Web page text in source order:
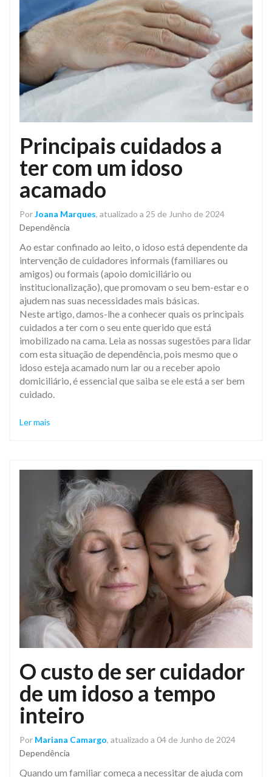
Principais cuidados a
ter com um idoso
acamado
PorJoana Marques, atualizado a 25 de Junho de 2024
Dependência
Ao estar confinado ao leito, o idoso está dependente da
intervenção de cuidadores informais (familiares ou
amigos) ou formais (apoio domiciliário ou
institucionalização), que promovam o seu bem-estar e o
ajudem nas suas necessidades mais básicas.
Neste artigo, damos-lhe a conhecer quais os principais
cuidados a ter com o seu ente querido que está
imobilizado na cama. Leia as nossas sugestões para lidar
com esta situação de dependência, pois mesmo que o
idoso esteja acamado num lar ou a receber apoio
domiciliário, é essencial que saiba se ele está a ser bem
cuidado.
Ler mais
O custo de ser cuidador
de um idoso a tempo
inteiro
Por Mariana Camargo, atualizado a 04 de Junho de 2024
Dependência
Quando um familiar começa a necessitar de ajuda com